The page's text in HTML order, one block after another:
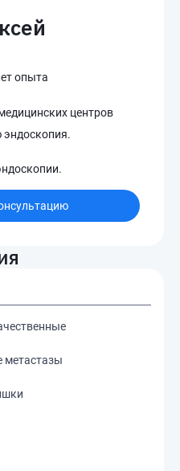
опыта
центров
метастазы